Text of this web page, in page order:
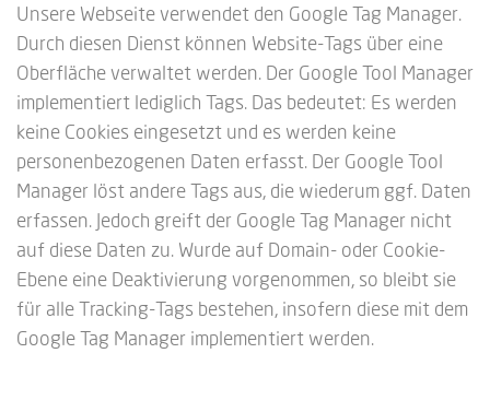
Unsere Webseite verwendet den Google Tag Manager.
Durch diesen Dienst können Website-Tags über eine
Oberfläche verwaltet werden. Der Google Tool Manager
implementiert lediglich Tags. Das bedeutet: Es werden
keine Cookies eingesetzt und es werden keine
personenbezogenen Daten erfasst. Der Google Tool
Manager löst andere Tags aus, die wiederum ggf. Daten
erfassen. Jedoch greift der Google Tag Manager nicht
auf diese Daten zu. Wurde auf Domain- oder Cookie-
Ebene eine Deaktivierung vorgenommen, so bleibt sie
für alle Tracking-Tags bestehen, insofern diese mit dem
Google Tag Manager implementiert werden.